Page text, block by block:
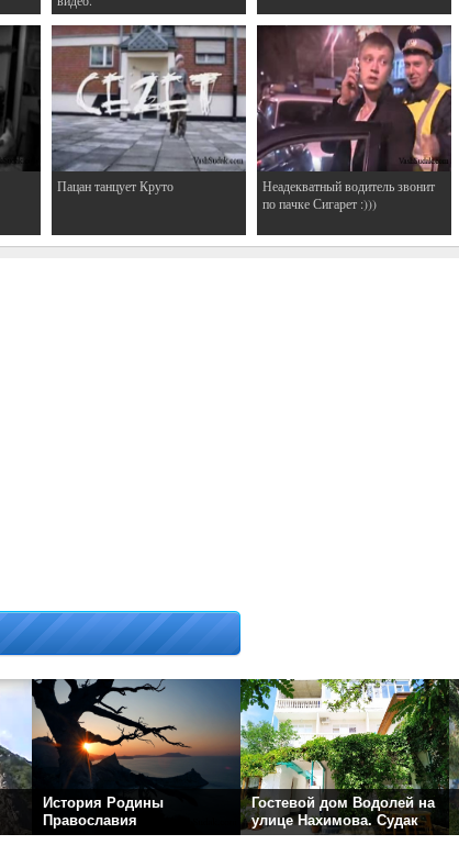
Пацан танцует Круто
Неадекватный водитель звонит
по пачке Сигарет :)))
История Родины
Православия
Гостевой дом Водолей на
улице Нахимова. Судак